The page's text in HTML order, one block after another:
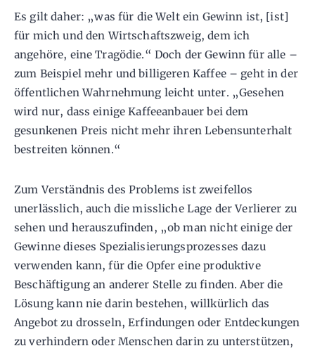
Es gilt daher: „was für die Welt ein Gewinn ist, [ist]
für mich und den Wirtschaftszweig, dem ich
angehöre, eine Tragödie.“ Doch der Gewinn für alle –
zum Beispiel mehr und billigeren Kaffee – geht in der
öffentlichen Wahrnehmung leicht unter. „Gesehen
wird nur, dass einige Kaffeeanbauer bei dem
gesunkenen Preis nicht mehr ihren Lebensunterhalt
bestreiten können.“
Zum Verständnis des Problems ist zweifellos
unerlässlich, auch die missliche Lage der Verlierer zu
sehen und herauszufinden, „ob man nicht einige der
Gewinne dieses Spezialisierungsprozesses dazu
verwenden kann, für die Opfer eine produktive
Beschäftigung an anderer Stelle zu finden. Aber die
Lösung kann nie darin bestehen, willkürlich das
Angebot zu drosseln, Erfindungen oder Entdeckungen
zu verhindern oder Menschen darin zu unterstützen,